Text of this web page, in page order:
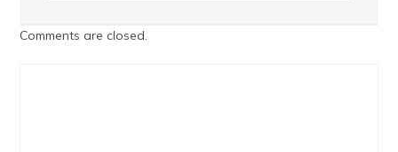
Comments are closed.